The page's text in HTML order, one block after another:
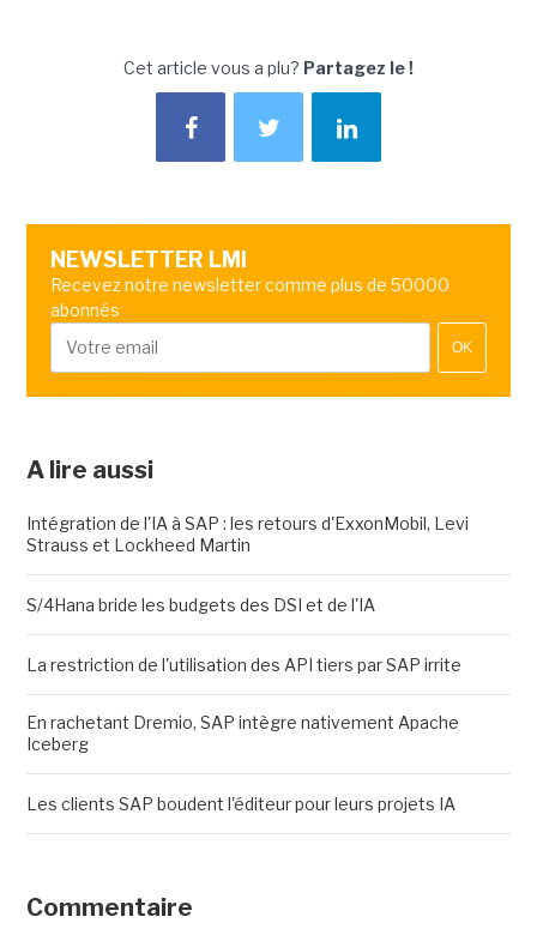
Cet article vous a plu? Partagez le !
NEWSLETTER LMI
Recevez notre newsletter comme plus de 50000
abonnés
OK
A lire aussi
Intégration de l'IA à SAP : les retours d'ExxonMobil, Levi
Strauss et Lockheed Martin
S/4Hana bride les budgets des DSI et de l'IA
La restriction de l'utilisation des API tiers par SAP irrite
En rachetant Dremio, SAP intègre nativement Apache
Iceberg
Les clients SAP boudent l'éditeur pour leurs projets IA
Commentaire